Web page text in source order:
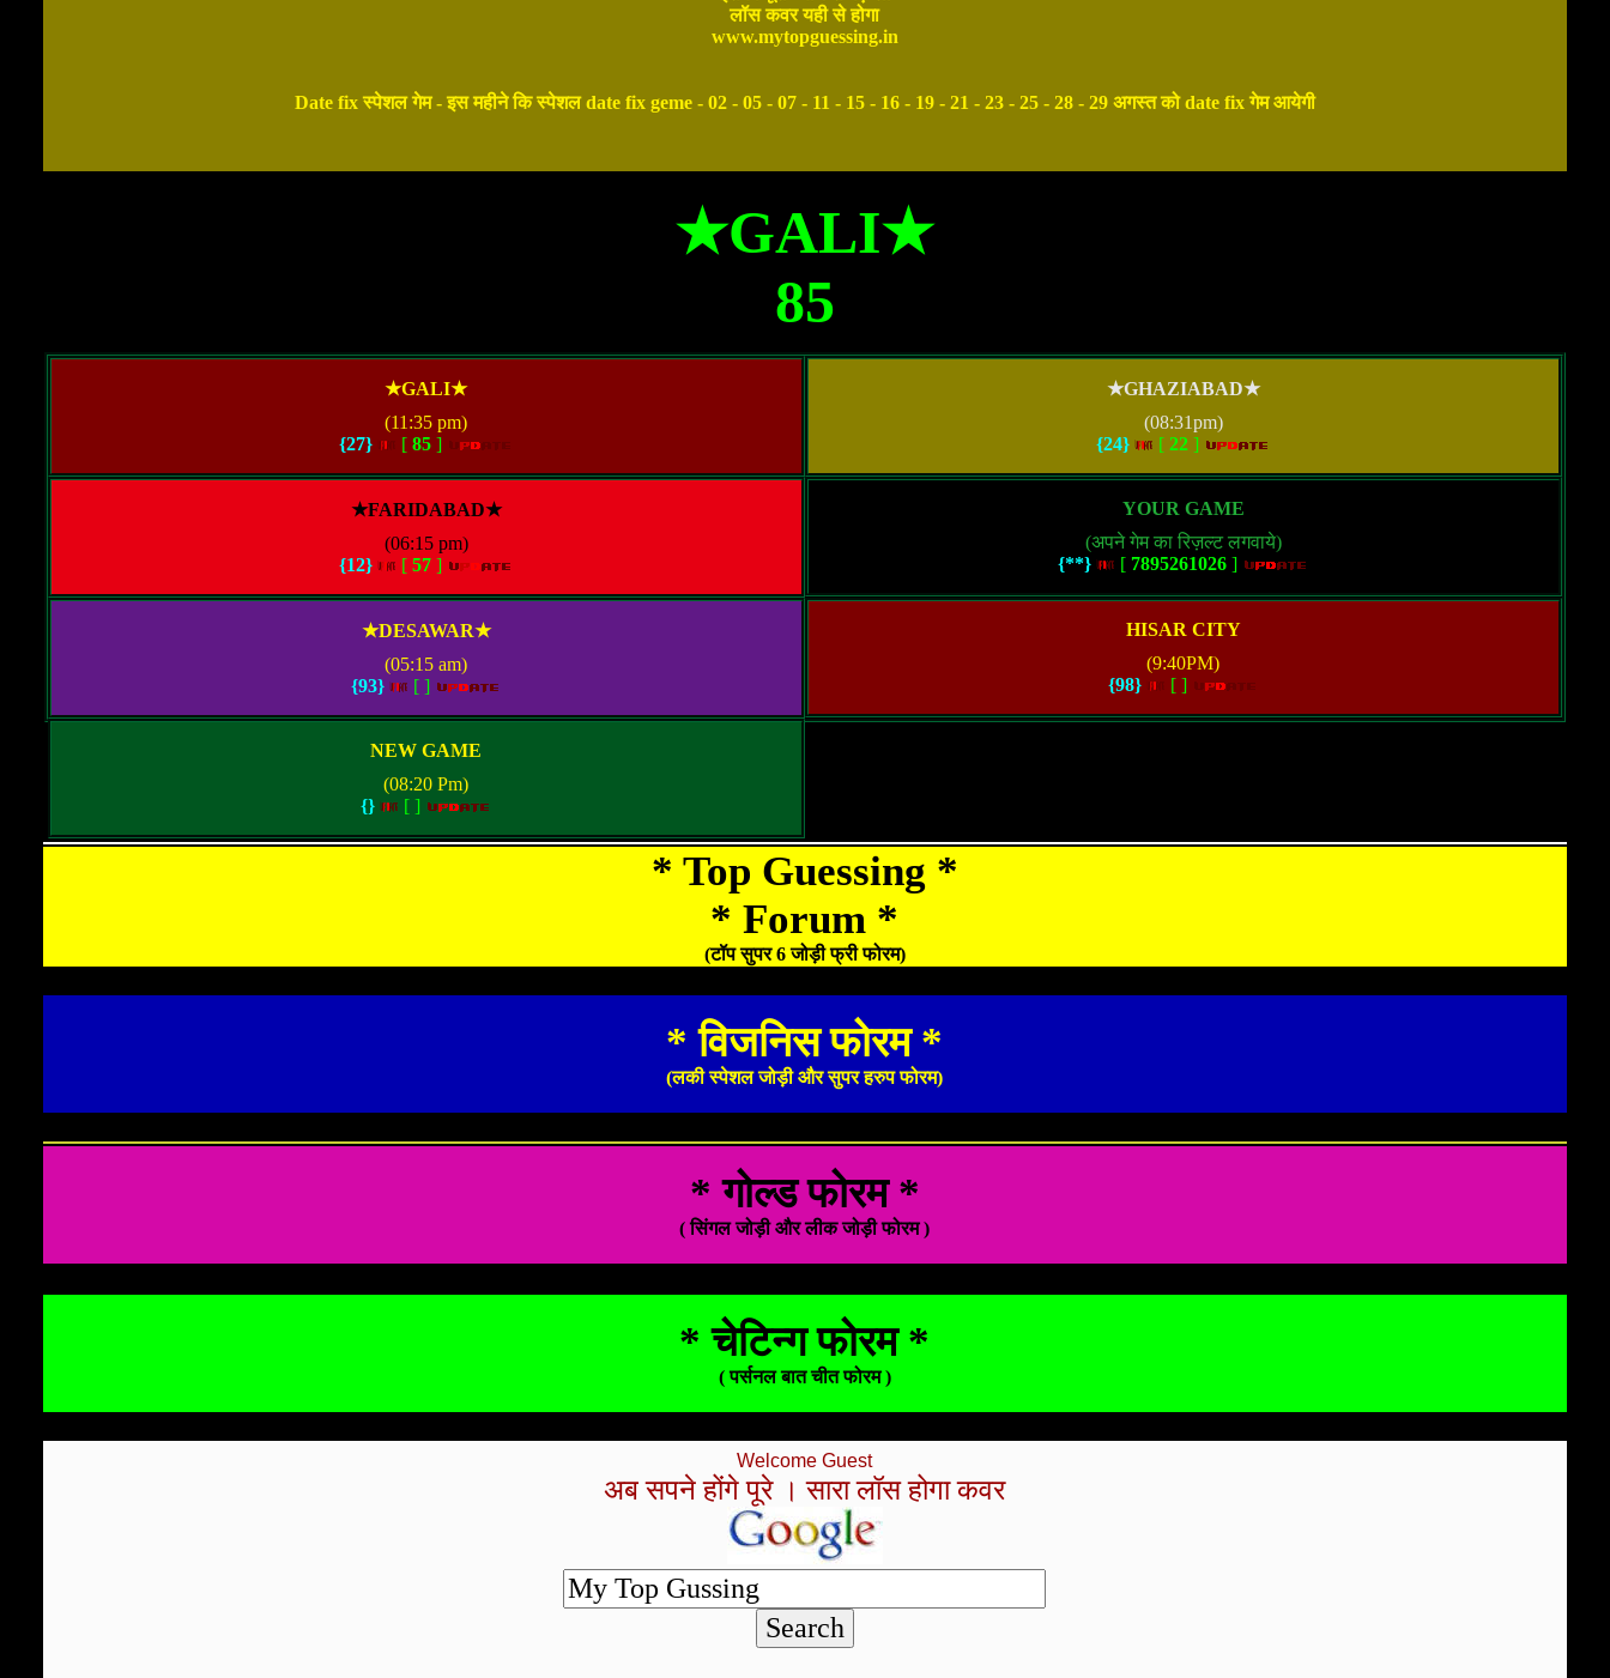
लॉस कवर यही से होगा
www.mytopguessing.in
Date fix स्पेशल गेम - इस महीने कि स्पेशल date fix geme - 02 - 05 - 07 - 11 - 15 - 16 - 19 - 21 - 23 - 25 - 28 - 29 अगस्त को date fix गेम आयेगी
★GALI★
85
★GALI★
(11:35 pm)
{27}
[85 ]
★GHAZIABAD★
(08:31pm)
{24}
[22 ]
★FARIDABAD★
(06:15 pm)
{12}
[57 ]
YOUR GAME
(अपने गेम का रिज़ल्ट लगवाये)
{**}
[7895261026 ]
★DESAWAR★
(05:15 am)
{93}
[ ]
HISAR CITY
(9:40PM)
{98}
[ ]
NEW GAME
(08:20 Pm)
{}
[ ]
* Top Guessing *
* Forum *
(टॉप सुपर 6 जोड़ी फ्री फोरम)
* विजनिस फोरम *
(लकी स्पेशल जोड़ी और सुपर हरुप फोरम)
* गोल्ड फोरम *
( सिंगल जोड़ी और लीक जोड़ी फोरम )
* चेटिन्ग फोरम *
( पर्सनल बात चीत फोरम )
Welcome Guest
अब सपने होंगे पूरे । सारा लॉस होगा कवर